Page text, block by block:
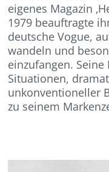
eigenes Magazin
1979 beauftragte
deutsche Vogue,
wandeln und
einzufangen.
Situationen,
unkonventioneller
zu seinem